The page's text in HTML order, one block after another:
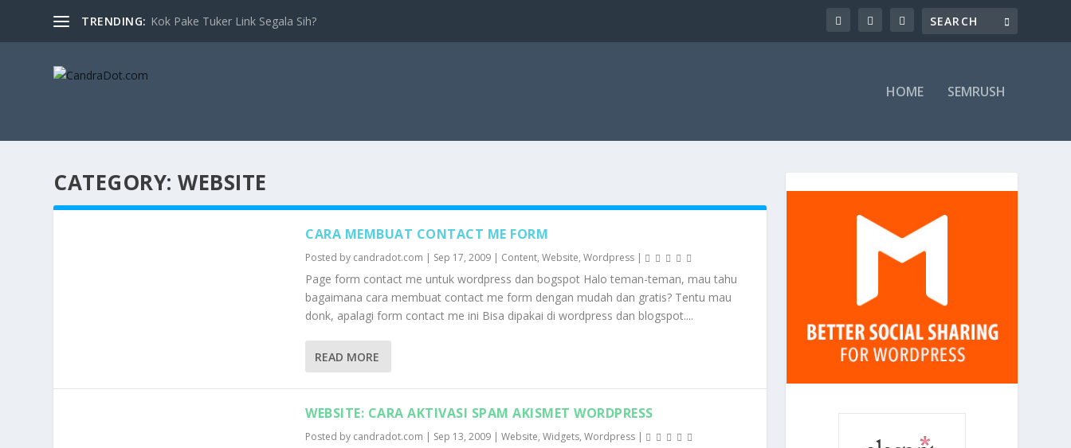
TRENDING: Kok Pake Tuker Link Segala Sih?
HOME SEMRUSH
CATEGORY:WEBSITE
CARA MEMBUAT CONTACT ME FORM
Posted by candradot.com | Sep 17, 2009 | Content,Website,Wordpress |
Page form contact me untuk wordpress dan bogspot Halo teman-teman, mau tahu
bagaimana cara membuat contact me form dengan mudah dan gratis? Tentu mau
donk, apalagi form contact me ini Bisa dipakai di wordpress dan blogspot....
READ MORE
WEBSITE: CARA AKTIVASI SPAM AKISMET WORDPRESS
Posted by candradot.com | Sep 13, 2009 |Website,Widgets,Wordpress |